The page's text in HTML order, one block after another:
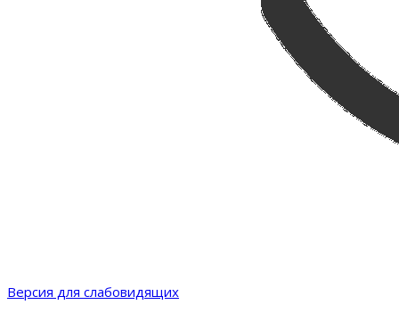
Версия для слабовидящих